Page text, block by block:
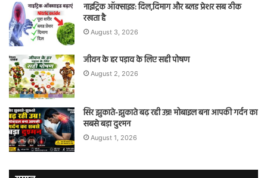
नाइट्रिक ऑक्साइड: दिल,दिमाग और ब्लड प्रेशर सब ठीक
रखता है
August 3, 2026
जीवन के हर पड़ाव के लिए सही पोषण
August 2, 2026
सिर झुकाते-झुकाते बढ़ रही उम्र! मोबाइल बना आपकी गर्दन का
सबसे बड़ा दुश्मन
August 1, 2026